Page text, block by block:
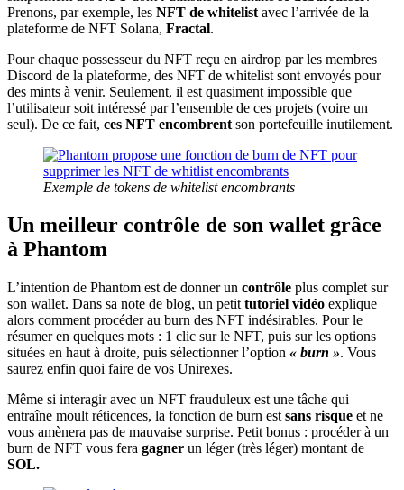
Prenons, par exemple, les NFT de whitelist avec l’arrivée de la
plateforme de NFT Solana, Fractal.
Pour chaque possesseur du NFT reçu en airdrop par les membres
Discord de la plateforme, des NFT de whitelist sont envoyés pour
des mints à venir. Seulement, il est quasiment impossible que
l’utilisateur soit intéressé par l’ensemble de ces projets (voire un
seul). De ce fait, ces NFT encombrent son portefeuille inutilement.
Exemple de tokens de whitelist encombrants
Un meilleur contrôle de son wallet grâce
à Phantom
L’intention de Phantom est de donner un contrôle plus complet sur
son wallet. Dans sa note de blog, un petit tutoriel vidéo explique
alors comment procéder au burn des NFT indésirables. Pour le
résumer en quelques mots : 1 clic sur le NFT, puis sur les options
situées en haut à droite, puis sélectionner l’option « burn ». Vous
saurez enfin quoi faire de vos Unirexes.
Même si interagir avec un NFT frauduleux est une tâche qui
entraîne moult réticences, la fonction de burn est sans risque et ne
vous amènera pas de mauvaise surprise. Petit bonus : procéder à un
burn de NFT vous fera gagner un léger (très léger) montant de
SOL.